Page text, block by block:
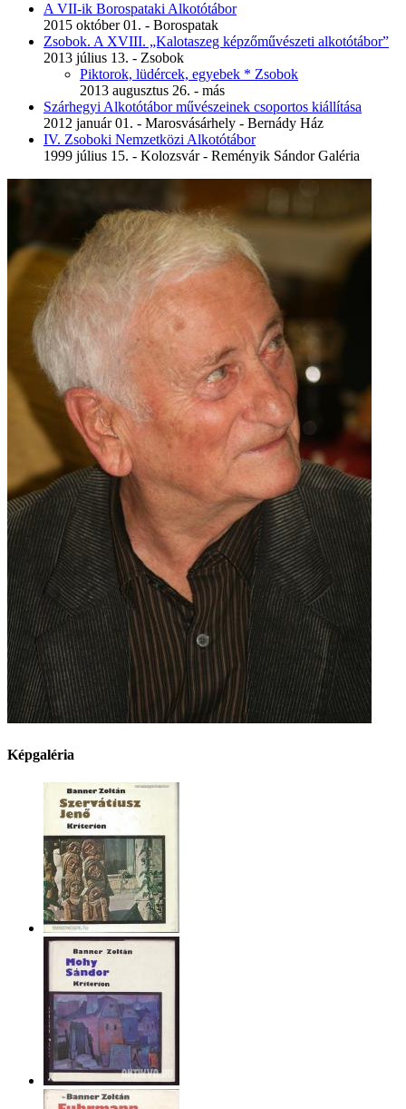
A VII-ik Borospataki Alkotótábor
2015 október 01. - Borospatak
Zsobok. A XVIII. „Kalotaszeg képzőművészeti alkotótábor”
2013 július 13. - Zsobok
Piktorok, lüdércek, egyebek * Zsobok
2013 augusztus 26. - más
Szárhegyi Alkotótábor művészeinek csoportos kiállítása
2012 január 01. - Marosvásárhely - Bernády Ház
IV. Zsoboki Nemzetközi Alkotótábor
1999 július 15. - Kolozsvár - Reményik Sándor Galéria
Képgaléria